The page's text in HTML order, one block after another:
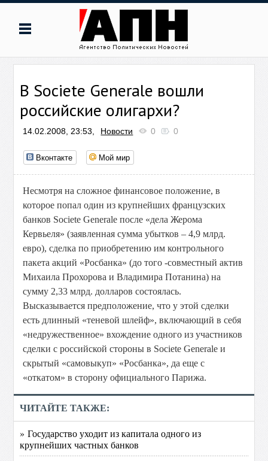
В Societe Generale вошли
российские олигархи?
14.02.2008, 23:53, Новости 0 0
Вконтакте Мой мир
Несмотря на сложное финансовое положение, в
которое попал один из крупнейших французских
банков Societe Generale после «дела Жерома
Кервьеля» (заявленная сумма убытков – 4,9 млрд.
евро), сделка по приобретению им контрольного
пакета акций «Росбанка» (до того -совместный актив
Михаила Прохорова и Владимира Потанина) на
сумму 2,33 млрд. долларов состоялась.
Высказывается предположение, что у этой сделки
есть длинный «теневой шлейф», включающий в себя
«недружественное» вхождение одного из участников
сделки с российской стороны в Societe Generale и
скрытый «самовыкуп» «Росбанка», да еще с
«откатом» в сторону официального Парижа.
ЧИТАЙТЕ ТАКЖЕ:
» Государство уходит из капитала одного из
крупнейших частных банков